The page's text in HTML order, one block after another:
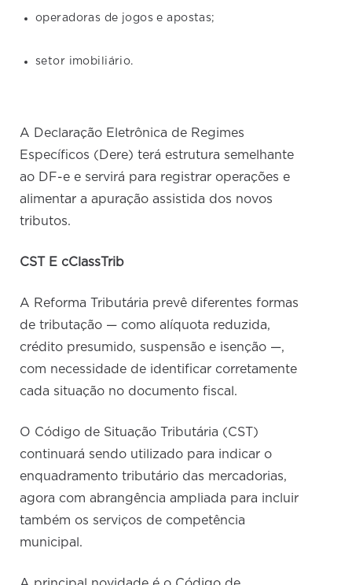
operadoras de jogos e apostas;
setor imobiliário.
A Declaração Eletrônica de Regimes
Específicos (Dere) terá estrutura semelhante
ao DF-e e servirá para registrar operações e
alimentar a apuração assistida dos novos
tributos.
CST E cClassTrib
A Reforma Tributária prevê diferentes formas
de tributação — como alíquota reduzida,
crédito presumido, suspensão e isenção —,
com necessidade de identificar corretamente
cada situação no documento fiscal.
O Código de Situação Tributária (CST)
continuará sendo utilizado para indicar o
enquadramento tributário das mercadorias,
agora com abrangência ampliada para incluir
também os serviços de competência
municipal.